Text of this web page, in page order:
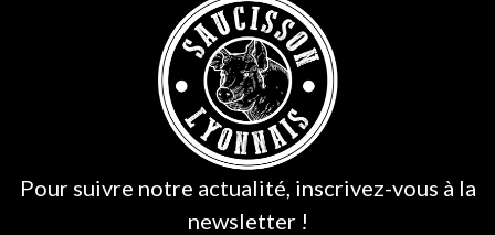
Pour suivre notre actualité, inscrivez-vous à la
newsletter !